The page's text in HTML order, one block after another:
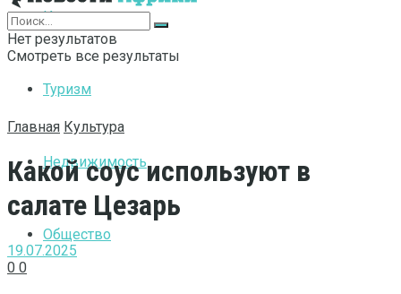
Интернет
Туризм
Недвижимость
Общество
Нет результатов
Смотреть все результаты
Главная Культура
Какой соус используют в
салате Цезарь
19.07.2025
0 0